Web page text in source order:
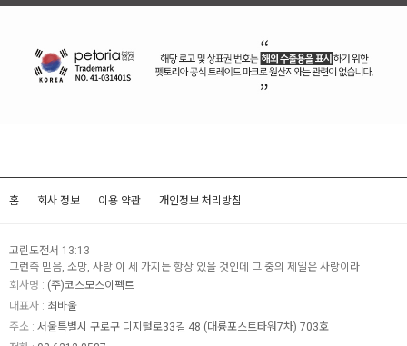
홈 회사 정보 이용 약관 개인정보 처리방침
고린도전서 13:13
그런즉 믿음, 소망, 사랑 이 세 가지는 항상 있을 것인데 그 중의 제일은 사랑이라
회사명 : (주)코스모스이펙트
대표자 : 최바울
주소 : 서울특별시 구로구 디지털로33길 48 (대륭포스트타워7차) 703호